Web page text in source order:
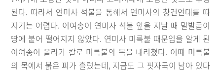
된다. 따라서 연미사 석불을 통해서 연미사의 창건연대를 따
지기는 어렵다. 이여송이 연미사 석불 앞을 지날 때 말발굽이
땅에 붙어 떨어지지 않았다. 연미사 미륵불 때문임을 알게 된
이여송이 올라가 칼로 미륵불의 목을 내리쳤다. 이때 미륵불
의 목에서 붉은 피가 흘렀는데, 지금도 그 핏자국이 남아 있다